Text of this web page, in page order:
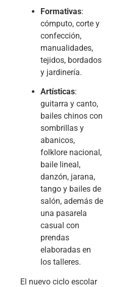
Formativas:
cómputo, corte y
confección,
manualidades,
tejidos, bordados
y jardinería.
Artísticas:
guitarra y canto,
bailes chinos con
sombrillas y
abanicos,
folklore nacional,
baile lineal,
danzón, jarana,
tango y bailes de
salón, además de
una pasarela
casual con
prendas
elaboradas en
los talleres.
El nuevo ciclo escolar